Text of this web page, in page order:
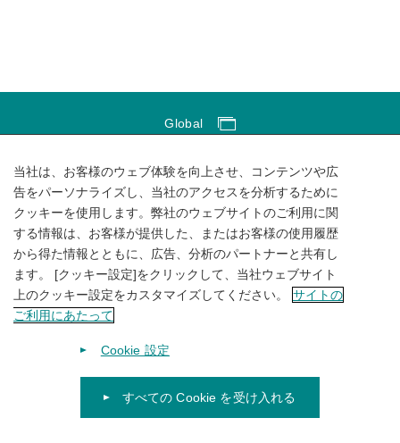
Global
サイトのご利用にあたって
ソーシャルメディアポリシー
個人情報保護方針
サイトマップ
© 1996-2026KUBOTA Corporation.
当社は、お客様のウェブ体験を向上させ、コンテンツや広
告をパーソナライズし、当社のアクセスを分析するために
クッキーを使用します。弊社のウェブサイトのご利用に関
する情報は、お客様が提供した、またはお客様の使用履歴
から得た情報とともに、広告、分析のパートナーと共有し
ます。 [クッキー設定]をクリックして、当社ウェブサイト
上のクッキー設定をカスタマイズしてください。
サイトの
ご利用にあたって
Cookie 設定
すべての Cookie を受け入れる